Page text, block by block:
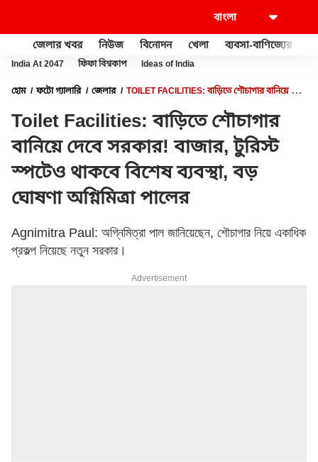
জেলার খবর নিউজ বিনোদন খেলা ব্যবসা-বাণিজ্যের
India At 2047 ফিফা বিশ্বকাপ Ideas of India
হোম ফটো গ্যালারি জেলার
TOILET FACILITIES: বাড়িতে শৌচাগার বানিয়ে দেবে
Toilet Facilities: বাড়িতে শৌচাগার
বানিয়ে দেবে সরকার! বাজার, টুরিস্ট
স্পটেও থাকবে বিশেষ ব্যবস্থা, বড়
ঘোষণা অগ্নিমিত্রা পালের
Agnimitra Paul: অগ্নিমিত্রা পাল জানিয়েছেন, শৌচাগার নিয়ে একাধিক
প্রকল্প নিয়েছে নতুন সরকার।
Advertisement